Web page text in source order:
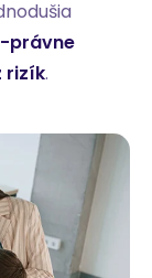
právne
rizík.